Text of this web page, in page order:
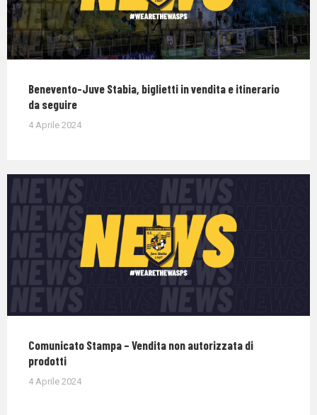
Benevento-Juve Stabia, biglietti in vendita e itinerario
da seguire
4 Aprile 2024
Comunicato Stampa – Vendita non autorizzata di
prodotti
4 Aprile 2024